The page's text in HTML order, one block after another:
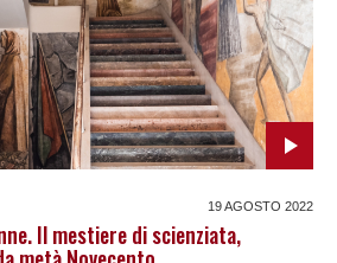
19 AGOSTO 2022
Il mestiere di scienziata,